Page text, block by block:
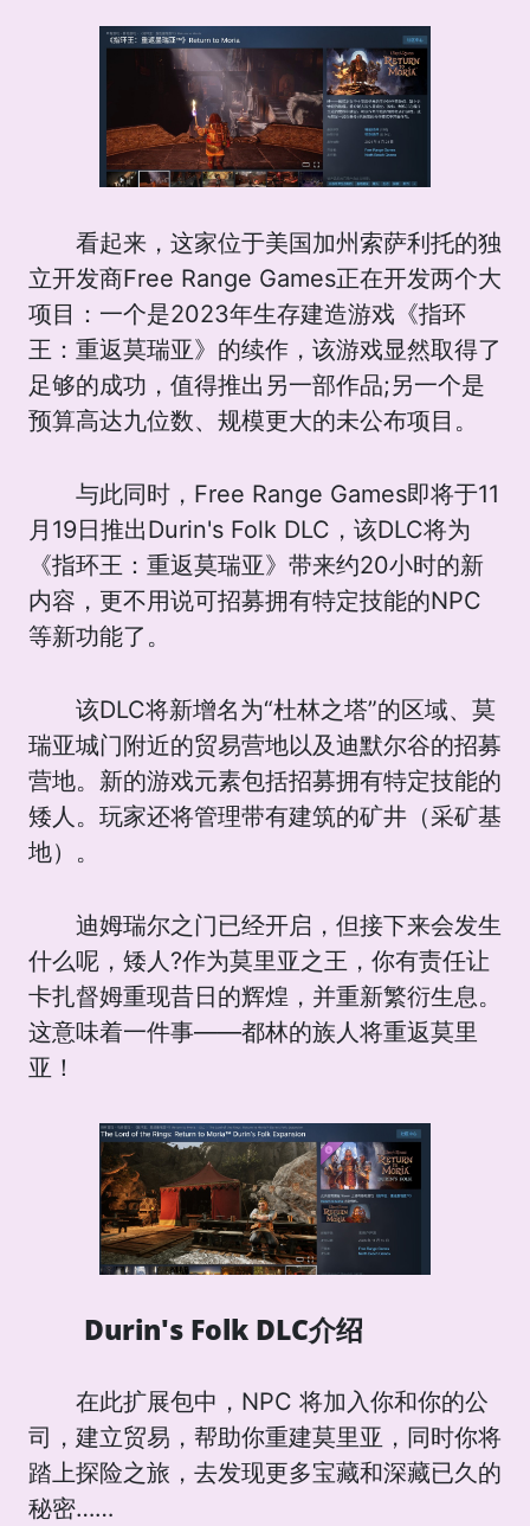
看起来，这家位于美国加州索萨利托的独
立开发商Free Range Games正在开发两个大
项目：一个是2023年生存建造游戏《指环
王：重返莫瑞亚》的续作，该游戏显然取得了
足够的成功，值得推出另一部作品;另一个是
预算高达九位数、规模更大的未公布项目。
与此同时，Free Range Games即将于11
月19日推出Durin's Folk DLC，该DLC将为
《指环王：重返莫瑞亚》带来约20小时的新
内容，更不用说可招募拥有特定技能的NPC
等新功能了。
该DLC将新增名为“杜林之塔”的区域、莫
瑞亚城门附近的贸易营地以及迪默尔谷的招募
营地。新的游戏元素包括招募拥有特定技能的
矮人。玩家还将管理带有建筑的矿井（采矿基
地）。
迪姆瑞尔之门已经开启，但接下来会发生
什么呢，矮人?作为莫里亚之王，你有责任让
卡扎督姆重现昔日的辉煌，并重新繁衍生息。
这意味着一件事——都林的族人将重返莫里
亚！
Durin's Folk DLC介绍
在此扩展包中，NPC 将加入你和你的公
司，建立贸易，帮助你重建莫里亚，同时你将
踏上探险之旅，去发现更多宝藏和深藏已久的
秘密……